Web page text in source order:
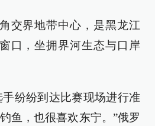
交界地带中心，是黑龙江
口，坐拥界河生态与口岸
纷纷到达比赛现场进行准
鱼，也很喜欢东宁。”俄罗